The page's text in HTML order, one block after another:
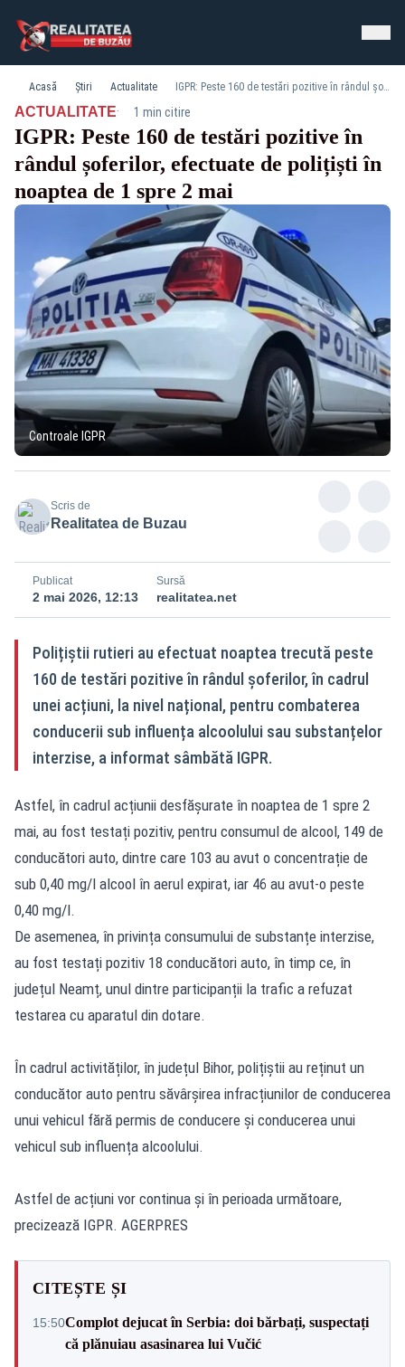
Acasă Știri Actualitate IGPR: Peste 160 de testări pozitive în rândul șoferilor, efectuate de polițiști în noaptea de 1 spre 2 mai
ACTUALITATE· 1 min citire
IGPR: Peste 160 de testări pozitive în
rândul șoferilor, efectuate de polițiști în
noaptea de 1 spre 2 mai
Controale IGPR
Scris de
Realitatea de Buzau
Publicat
2 mai 2026, 12:13
Sursă
realitatea.net
Polițiștii rutieri au efectuat noaptea trecută peste
160 de testări pozitive în rândul șoferilor, în cadrul
unei acțiuni, la nivel național, pentru combaterea
conducerii sub influența alcoolului sau substanțelor
interzise, a informat sâmbătă IGPR.
Astfel, în cadrul acțiunii desfășurate în noaptea de 1 spre 2
mai, au fost testați pozitiv, pentru consumul de alcool, 149 de
conducători auto, dintre care 103 au avut o concentrație de
sub 0,40 mg/l alcool în aerul expirat, iar 46 au avut-o peste
0,40 mg/l.
De asemenea, în privința consumului de substanțe interzise,
au fost testați pozitiv 18 conducători auto, în timp ce, în
județul Neamț, unul dintre participanții la trafic a refuzat
testarea cu aparatul din dotare.
În cadrul activităților, în județul Bihor, polițiștii au reținut un
conducător auto pentru săvârșirea infracțiunilor de conducerea
unui vehicul fără permis de conducere și conducerea unui
vehicul sub influența alcoolului.
Astfel de acțiuni vor continua și în perioada următoare,
precizează IGPR. AGERPRES
CITEȘTE ȘI
15:50Complot dejucat în Serbia: doi bărbați, suspectați
că plănuiau asasinarea lui Vučić